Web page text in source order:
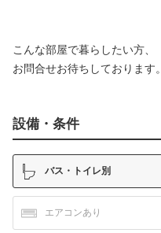
こんな部屋で暮らしたい方、
お問合せお待ちしております。
設備・条件
バス・トイレ別
エアコンあり